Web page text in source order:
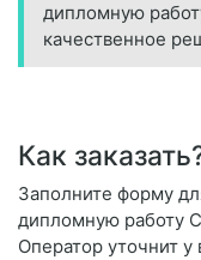
дипломную
качественное
Как
Заполните форму
дипломную работу
Оператор уточнит